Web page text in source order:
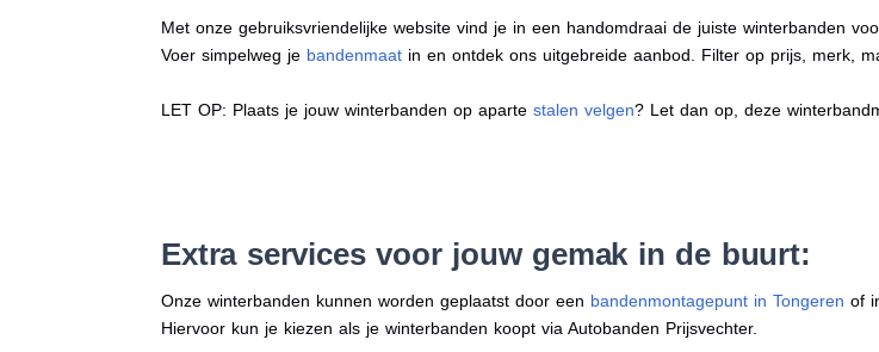
Met onze gebruiksvriendelijke website vind je in een handomdraai de juiste winterbanden
Voer simpelweg je bandenmaat in en ontdek ons uitgebreide aanbod. Filter op prijs, merk,
LET OP: Plaats je jouw winterbanden op apartestalen velgen? Let dan op, deze
Extra services voor jouw gemak in de buurt:
Onze winterbanden kunnen worden geplaatst door een bandenmontagepunt in Tongeren of
Hiervoor kun je kiezen als je winterbanden koopt via Autobanden Prijsvechter.